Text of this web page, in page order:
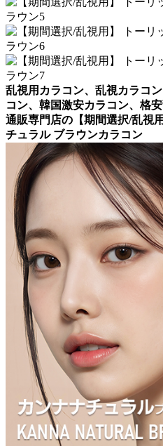
乱視用カラコン、乱視カラコ
コン、韓国激安カラコン、格
通販専門店の【期間選択/乱視
チュラル ブラウンカラコン